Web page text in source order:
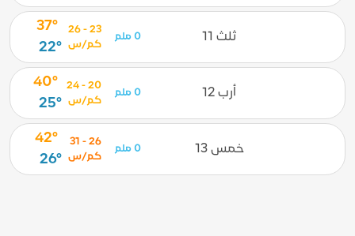
ثلث 11 0 ملم
23 - 26
كم/س
37°
22°
أرب 12 0 ملم
20 - 24
كم/س
40°
25°
خمس 13 0 ملم
26 - 31
كم/س
42°
26°